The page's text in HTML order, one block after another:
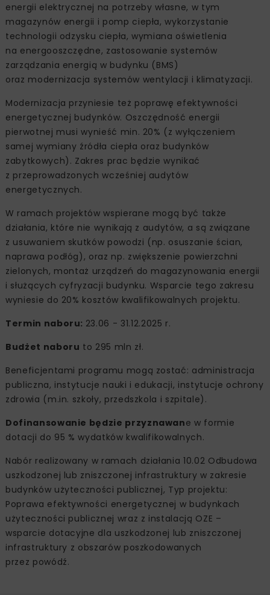
energii elektrycznej na potrzeby własne, w tym
magazynów energii i pomp ciepła, wykorzystanie
technologii odzysku ciepła, wymiana oświetlenia
na energooszczędne, zastosowanie systemów
zarządzania energią w budynku (BMS)
oraz modernizacja systemów wentylacji i klimatyzacji.
Modernizacja przyniesie też poprawę efektywności
energetycznej budynków. Oszczędność energii
pierwotnej musi wynieść min. 20% (z wyłączeniem
samej wymiany źródła ciepła oraz budynków
zabytkowych). Zakres prac będzie wynikać
z przeprowadzonych wcześniej audytów
energetycznych.
W ramach projektów wspierane mogą być także
działania, które nie wynikają z audytów, a są związane
z usuwaniem skutków powodzi (np. osuszanie ścian,
naprawa podłóg), oraz np. zwiększenie powierzchni
zielonych, montaż urządzeń do magazynowania energii
i służących cyfryzacji budynku. Wsparcie tego zakresu
wyniesie do 20% kosztów kwalifikowalnych projektu.
Termin naboru: 23.06 - 31.12.2025 r.
Budżet naboru to 295 mln zł.
Beneficjentami programu mogą zostać: administracja
publiczna, instytucje nauki i edukacji, instytucje ochrony
zdrowia (m.in. szkoły, przedszkola i szpitale).
Dofinansowanie będzie przyznawane w formie
dotacji do 95 % wydatków kwalifikowalnych.
Nabór realizowany w ramach działania 10.02 Odbudowa
uszkodzonej lub zniszczonej infrastruktury w zakresie
budynków użyteczności publicznej, Typ projektu:
Poprawa efektywności energetycznej w budynkach
użyteczności publicznej wraz z instalacją OZE –
wsparcie dotacyjne dla uszkodzonej lub zniszczonej
infrastruktury z obszarów poszkodowanych
przez powódź.